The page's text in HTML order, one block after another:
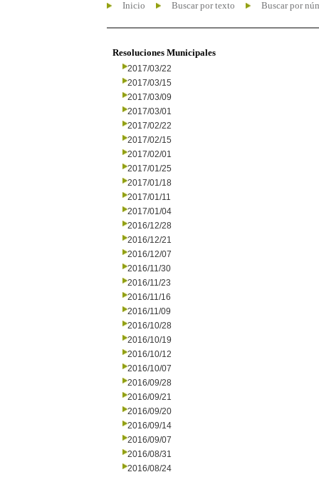
Inicio Buscar por texto Buscar por
Resoluciones Municipales
2017/03/22
2017/03/15
2017/03/09
2017/03/01
2017/02/22
2017/02/15
2017/02/01
2017/01/25
2017/01/18
2017/01/11
2017/01/04
2016/12/28
2016/12/21
2016/12/07
2016/11/30
2016/11/23
2016/11/16
2016/11/09
2016/10/28
2016/10/19
2016/10/12
2016/10/07
2016/09/28
2016/09/21
2016/09/20
2016/09/14
2016/09/07
2016/08/31
2016/08/24